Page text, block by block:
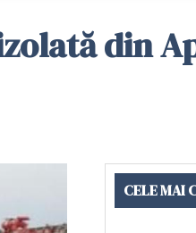
din
CELE MAI